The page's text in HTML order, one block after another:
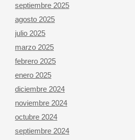
septiembre 2025
agosto 2025
julio 2025
marzo 2025
febrero 2025
enero 2025
diciembre 2024
noviembre 2024
octubre 2024
septiembre 2024